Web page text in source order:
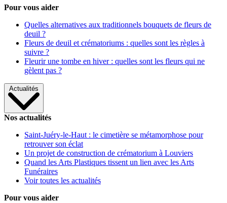
Pour vous aider
Quelles alternatives aux traditionnels bouquets de fleurs de
deuil ?
Fleurs de deuil et crématoriums : quelles sont les règles à
suivre ?
Fleurir une tombe en hiver : quelles sont les fleurs qui ne
gèlent pas ?
Actualités
Nos actualités
Saint-Juéry-le-Haut : le cimetière se métamorphose pour
retrouver son éclat
Un projet de construction de crématorium à Louviers
Quand les Arts Plastiques tissent un lien avec les Arts
Funéraires
Voir toutes les actualités
Pour vous aider